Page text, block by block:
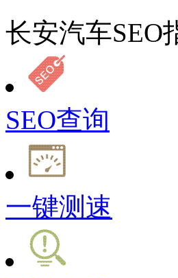
长安汽车SEO
SEO查询
一键测速